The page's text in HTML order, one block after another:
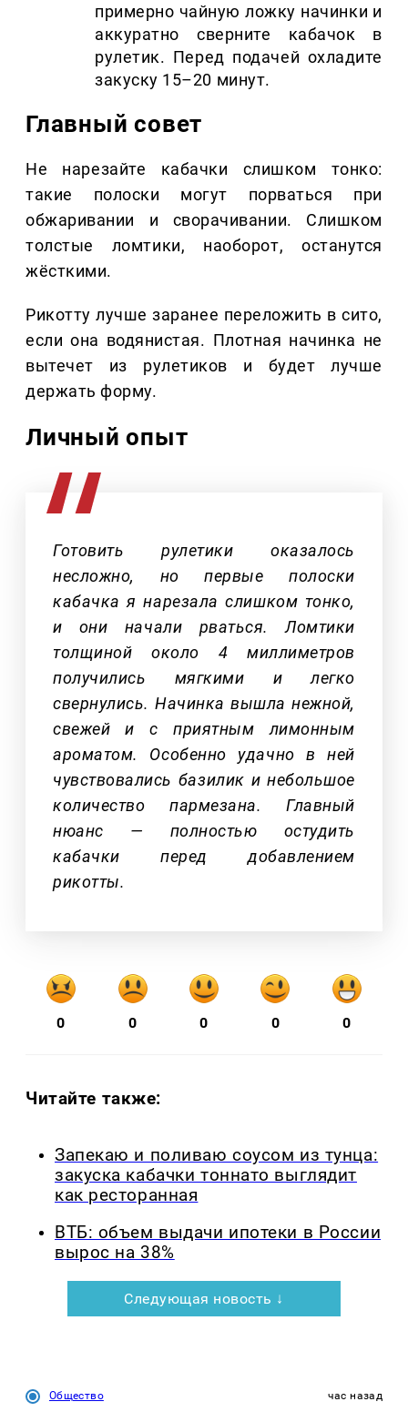
примерно чайную ложку начинки и
аккуратно сверните кабачок в
рулетик. Перед подачей охладите
закуску 15–20 минут.
Главный совет
Не нарезайте кабачки слишком тонко:
такие полоски могут порваться при
обжаривании и сворачивании. Слишком
толстые ломтики, наоборот, останутся
жёсткими.
Рикотту лучше заранее переложить в сито,
если она водянистая. Плотная начинка не
вытечет из рулетиков и будет лучше
держать форму.
Личный опыт
Готовить рулетики оказалось
несложно, но первые полоски
кабачка я нарезала слишком тонко,
и они начали рваться. Ломтики
толщиной около 4 миллиметров
получились мягкими и легко
свернулись. Начинка вышла нежной,
свежей и с приятным лимонным
ароматом. Особенно удачно в ней
чувствовались базилик и небольшое
количество пармезана. Главный
нюанс — полностью остудить
кабачки перед добавлением
рикотты.
0 0 0 0 0
Читайте также:
Запекаю и поливаю соусом из тунца:
закуска кабачки тоннато выглядит
как ресторанная
ВТБ: объем выдачи ипотеки в России
вырос на 38%
Следующая новость ↓
Общество час назад